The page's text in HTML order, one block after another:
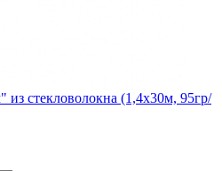
стекловолокна (1,4х30м, 95гр/